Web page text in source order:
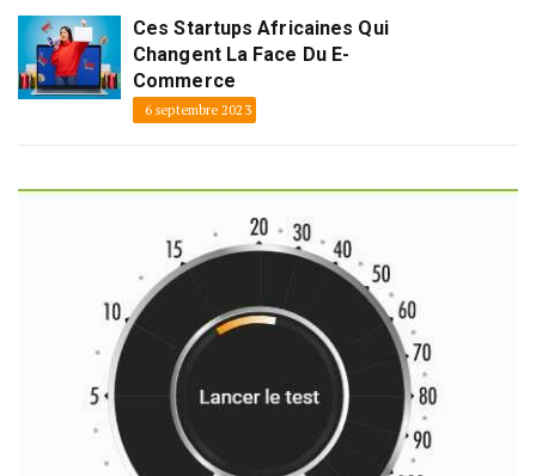
Ces Startups Africaines Qui
Changent La Face Du E-
Commerce
6 septembre 2023